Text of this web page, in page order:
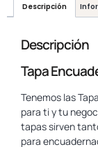
Descripción
Descripción
Tapa
Tenemos las
para ti y tu
tapas sirven
para